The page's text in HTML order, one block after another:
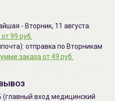
- Вторник, 11 августа.
99 руб.
отправка по Вторникам
заказа от 49 руб.
(главный вход медицинский